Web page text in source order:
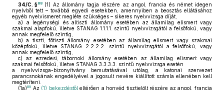
34/C. §88 (1) Az állomány tagja részére az angol, francia és német idegen
nyelvből tett – továbbá egyedi esetekben, amennyiben a beosztás ellátásához
egyéb nyelvismeret megléte szükséges – sikeres nyelvvizsga díját,
a) a legénységi és altiszti állomány esetében az államilag elismert vagy
szakmai alapfokú, illetve STANAG 1.1.1.1. szintű nyelvvizsgától a felsőfokú, vagy
annak megfelelő szintig,
b) a tiszti, főtiszti állomány esetében az államilag elismert vagy szakmai
középfokú, illetve STANAG 2.2.2.2. szintű nyelvvizsgától a felsőfokú, vagy
annak megfelelő szintig,
c) az ezredesi, tábornoki állomány esetében az államilag elismert vagy
szakmai felsőfokú, illetve STANAG 3.3.3.3. szintű nyelvvizsga esetén
a nyelvvizsga-bizonyítvány bemutatásával utólag, a katonai szervezet
parancsnokának engedélyével a jogosult nevére kiállított számla ellenében kell
megtéríteni.
(1a)89 Az (1) bekezdéstől eltérően a honvéd tisztjelölt részére az angol, francia